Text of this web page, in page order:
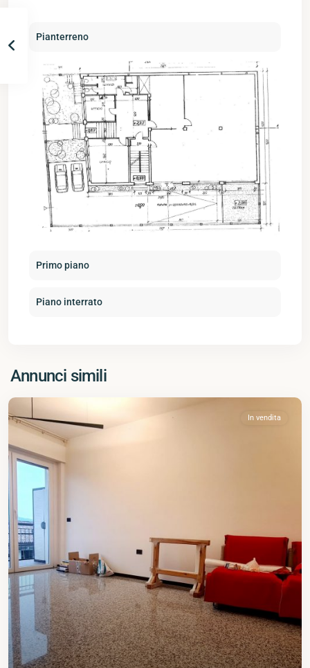
Pianterreno
Primo piano
Piano interrato
Annunci simili
In vendita